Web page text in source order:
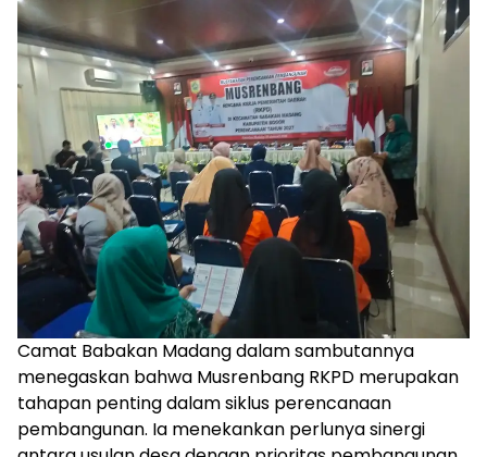
Camat Babakan Madang dalam sambutannya
menegaskan bahwa Musrenbang RKPD merupakan
tahapan penting dalam siklus perencanaan
pembangunan. Ia menekankan perlunya sinergi